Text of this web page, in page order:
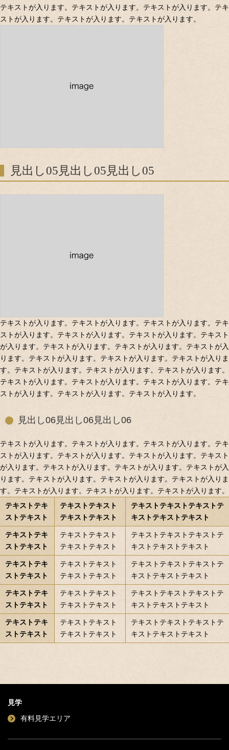
テキストが入ります。テキストが入ります。テキストが入ります。テキ
ストが入ります。テキストが入ります。テキストが入ります。
見出し05見出し05見出し05
テキストが入ります。テキストが入ります。テキストが入ります。テキ
ストが入ります。テキストが入ります。テキストが入ります。テキスト
が入ります。テキストが入ります。テキストが入ります。テキストが入
ります。テキストが入ります。テキストが入ります。テキストが入りま
す。テキストが入ります。テキストが入ります。テキストが入ります。
テキストが入ります。テキストが入ります。テキストが入ります。テキ
ストが入ります。テキストが入ります。テキストが入ります。
見出し06見出し06見出し06
テキストが入ります。テキストが入ります。テキストが入ります。テキ
ストが入ります。テキストが入ります。テキストが入ります。テキスト
が入ります。テキストが入ります。テキストが入ります。テキストが入
ります。テキストが入ります。テキストが入ります。テキストが入りま
す。テキストが入ります。テキストが入ります。テキストが入ります。
テキストテキ
ストテキスト
テキストテキスト
テキストテキスト
テキストテキストテキストテ
キストテキストテキスト
テキストテキ
ストテキスト
テキストテキスト
テキストテキスト
テキストテキストテキストテ
キストテキストテキスト
テキストテキ
ストテキスト
テキストテキスト
テキストテキスト
テキストテキストテキストテ
キストテキストテキスト
テキストテキ
ストテキスト
テキストテキスト
テキストテキスト
テキストテキストテキストテ
キストテキストテキスト
テキストテキ
ストテキスト
テキストテキスト
テキストテキスト
テキストテキストテキストテ
キストテキストテキスト
見学
有料見学エリア